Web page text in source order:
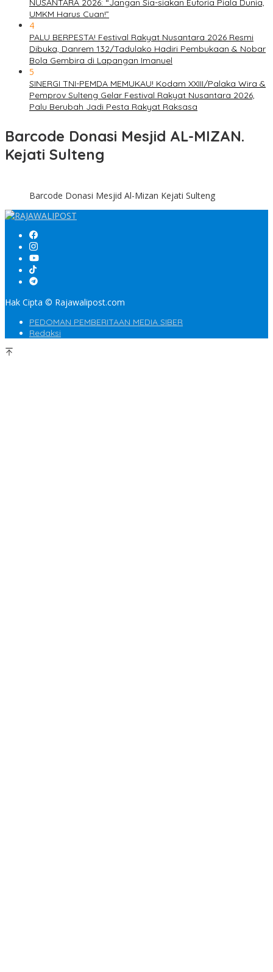
NUSANTARA 2026: “Jangan Sia-siakan Euforia Piala Dunia,
UMKM Harus Cuan!”
4
PALU BERPESTA! Festival Rakyat Nusantara 2026 Resmi
Dibuka, Danrem 132/Tadulako Hadiri Pembukaan & Nobar
Bola Gembira di Lapangan Imanuel
5
SINERGI TNI-PEMDA MEMUKAU! Kodam XXIII/Palaka Wira &
Pemprov Sulteng Gelar Festival Rakyat Nusantara 2026,
Palu Berubah Jadi Pesta Rakyat Raksasa
Barcode Donasi Mesjid AL-MIZAN.
Kejati Sulteng
Barcode Donasi Mesjid Al-Mizan Kejati Sulteng
Hak Cipta © Rajawalipost.com
PEDOMAN PEMBERITAAN MEDIA SIBER
Redaksi